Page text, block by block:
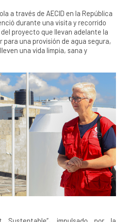
a través de AECID en la República
durante una visita y recorrido
proyecto que llevan adelante la
para una provisión de agua segura,
una vida limpia, sana y